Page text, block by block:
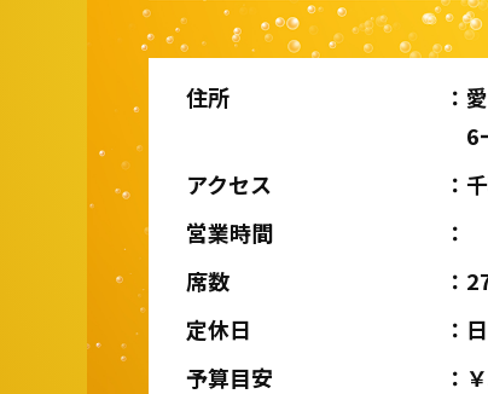
住所
6
アクセス
営業時間
席数
定休日
予算目安